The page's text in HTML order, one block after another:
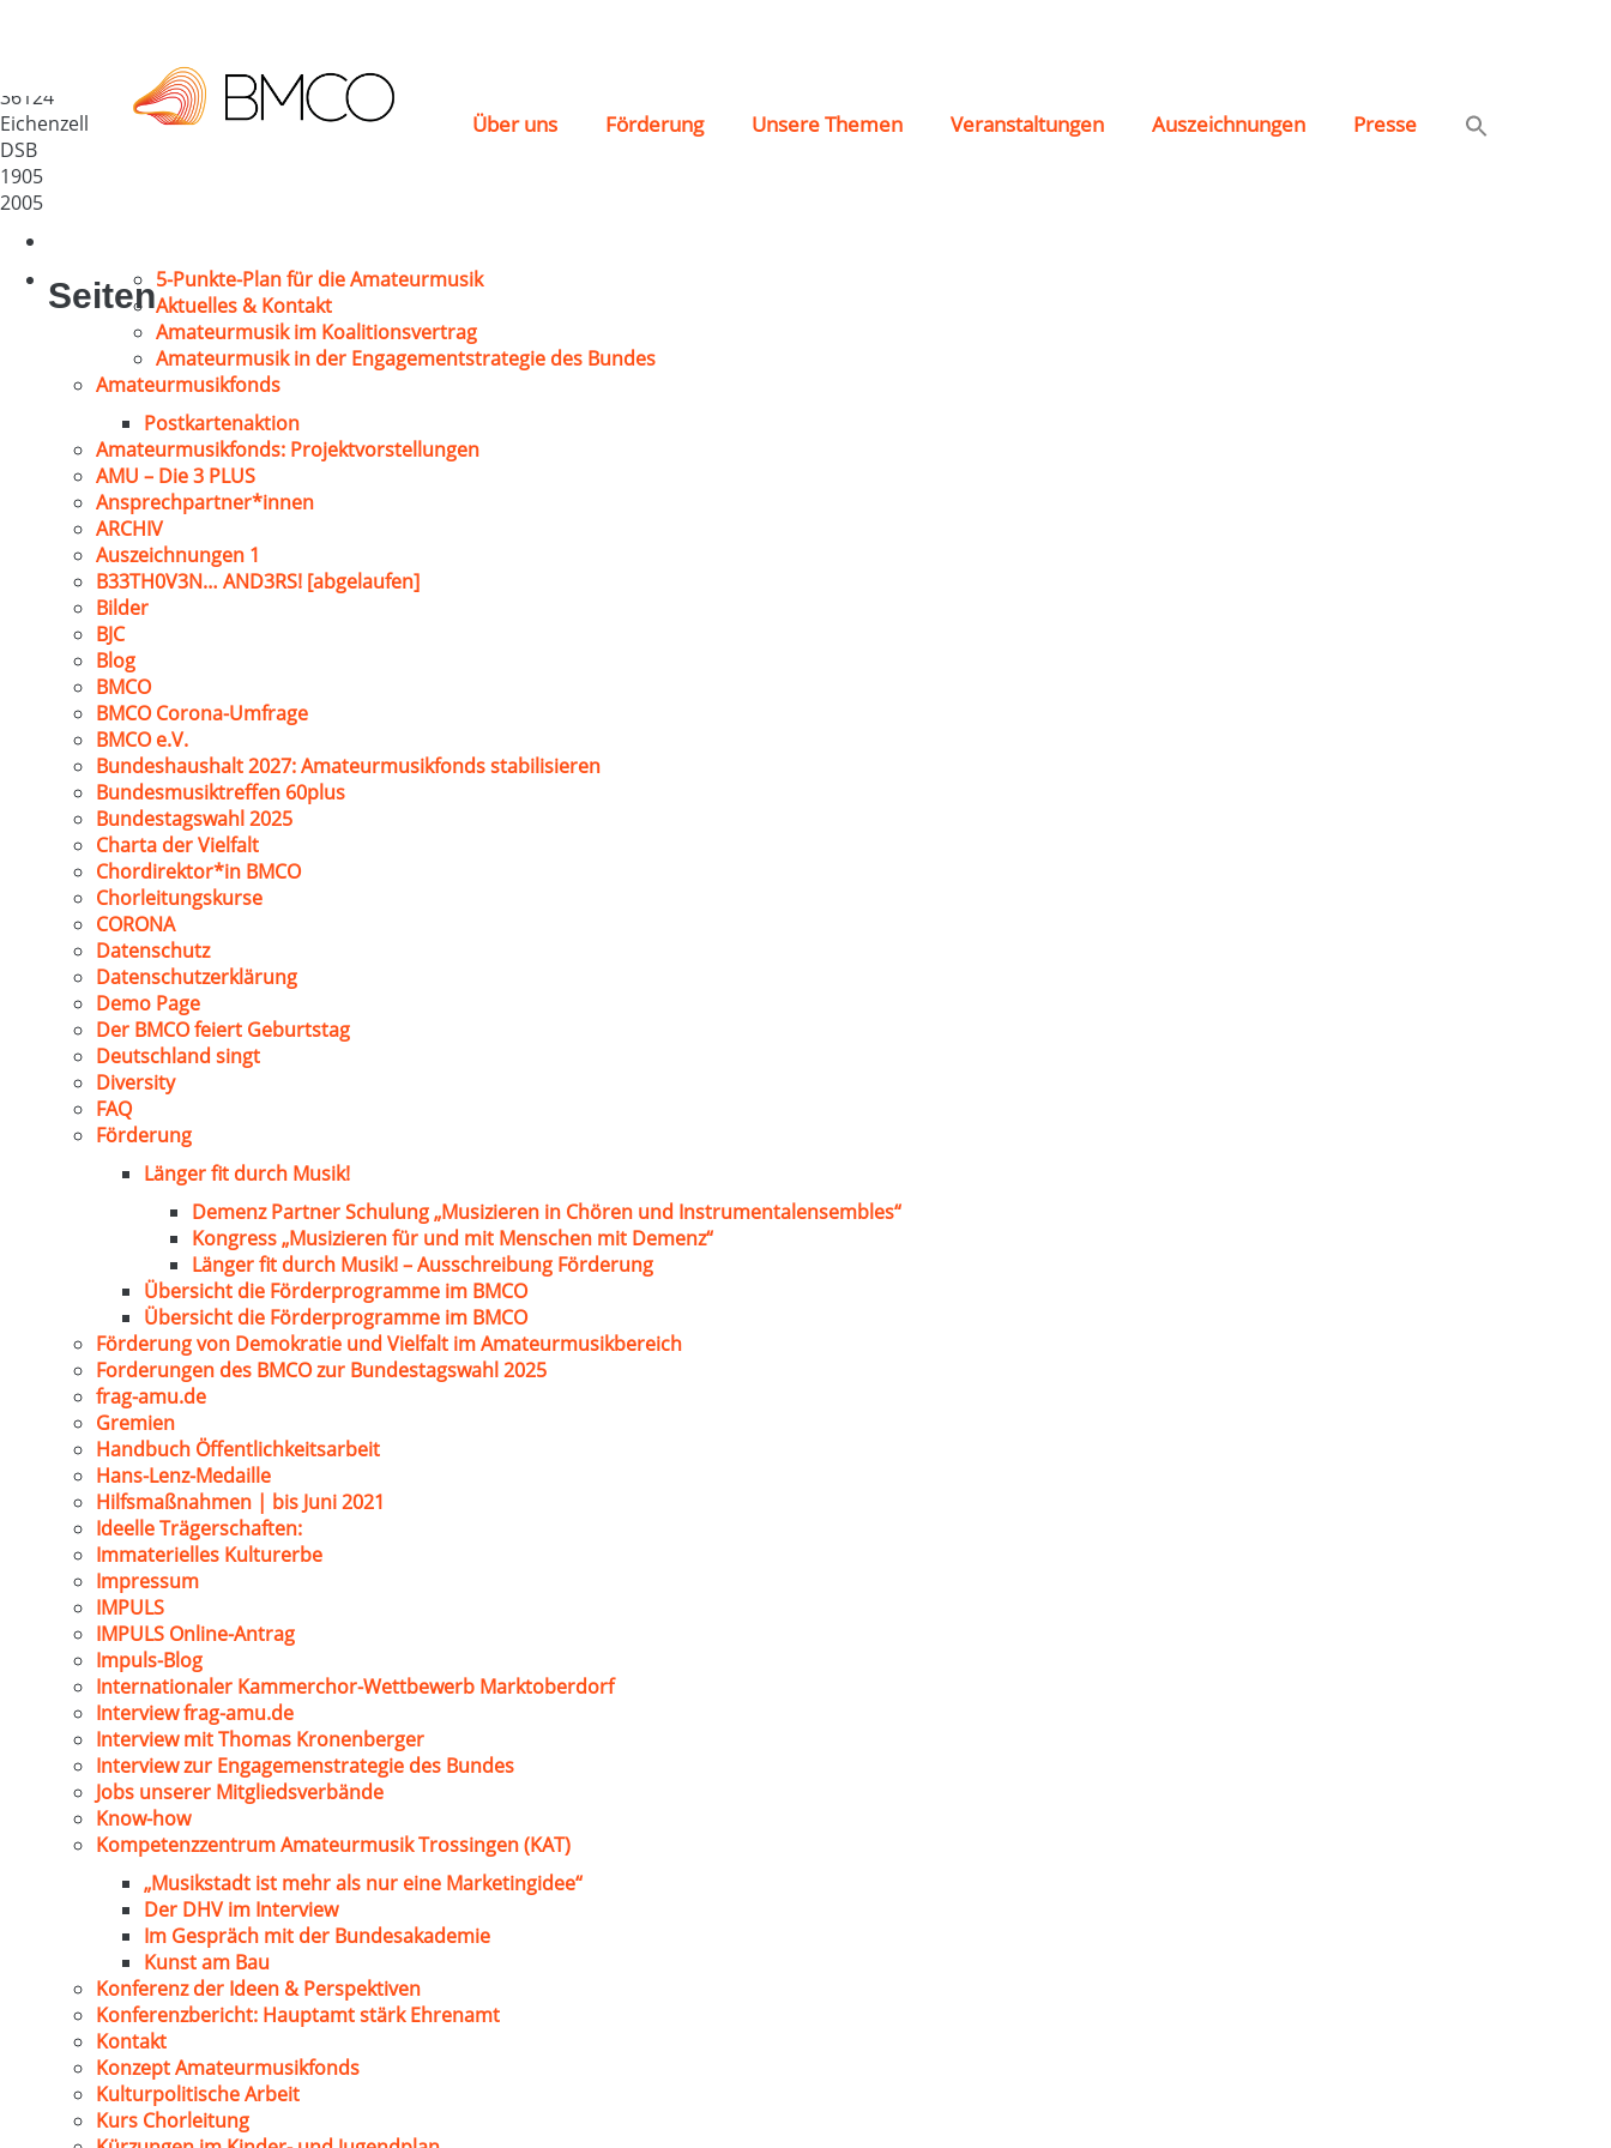
Über uns Förderung Unsere Themen Veranstaltungen Auszeichnungen Presse
36124
Eichenzell
DSB
1905
2005
Seiten5-Punkte-Plan für die Amateurmusik
Aktuelles & Kontakt
Amateurmusik im Koalitionsvertrag
Amateurmusik in der Engagementstrategie des Bundes
Amateurmusikfonds
Postkartenaktion
Amateurmusikfonds: Projektvorstellungen
AMU – Die 3 PLUS
Ansprechpartner*innen
ARCHIV
Auszeichnungen 1
B33TH0V3N… AND3RS! [abgelaufen]
Bilder
BJC
Blog
BMCO
BMCO Corona-Umfrage
BMCO e.V.
Bundeshaushalt 2027: Amateurmusikfonds stabilisieren
Bundesmusiktreffen 60plus
Bundestagswahl 2025
Charta der Vielfalt
Chordirektor*in BMCO
Chorleitungskurse
CORONA
Datenschutz
Datenschutzerklärung
Demo Page
Der BMCO feiert Geburtstag
Deutschland singt
Diversity
FAQ
Förderung
Länger fit durch Musik!
Demenz Partner Schulung „Musizieren in Chören und Instrumentalensembles“
Kongress „Musizieren für und mit Menschen mit Demenz“
Länger fit durch Musik! – Ausschreibung Förderung
Übersicht die Förderprogramme im BMCO
Übersicht die Förderprogramme im BMCO
Förderung von Demokratie und Vielfalt im Amateurmusikbereich
Forderungen des BMCO zur Bundestagswahl 2025
frag-amu.de
Gremien
Handbuch Öffentlichkeitsarbeit
Hans-Lenz-Medaille
Hilfsmaßnahmen | bis Juni 2021
Ideelle Trägerschaften:
Immaterielles Kulturerbe
Impressum
IMPULS
IMPULS Online-Antrag
Impuls-Blog
Internationaler Kammerchor-Wettbewerb Marktoberdorf
Interview frag-amu.de
Interview mit Thomas Kronenberger
Interview zur Engagemenstrategie des Bundes
Jobs unserer Mitgliedsverbände
Know-how
Kompetenzzentrum Amateurmusik Trossingen (KAT)
„Musikstadt ist mehr als nur eine Marketingidee“
Der DHV im Interview
Im Gespräch mit der Bundesakademie
Kunst am Bau
Konferenz der Ideen & Perspektiven
Konferenzbericht: Hauptamt stärk Ehrenamt
Kontakt
Konzept Amateurmusikfonds
Kulturpolitische Arbeit
Kurs Chorleitung